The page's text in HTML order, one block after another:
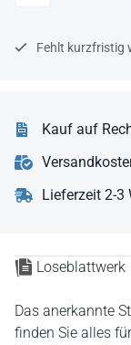
Loseblattwerk
Das anerkannte
finden Sie alles
Fehlt kurzfristig
Kauf auf
Lieferzeit 2-3